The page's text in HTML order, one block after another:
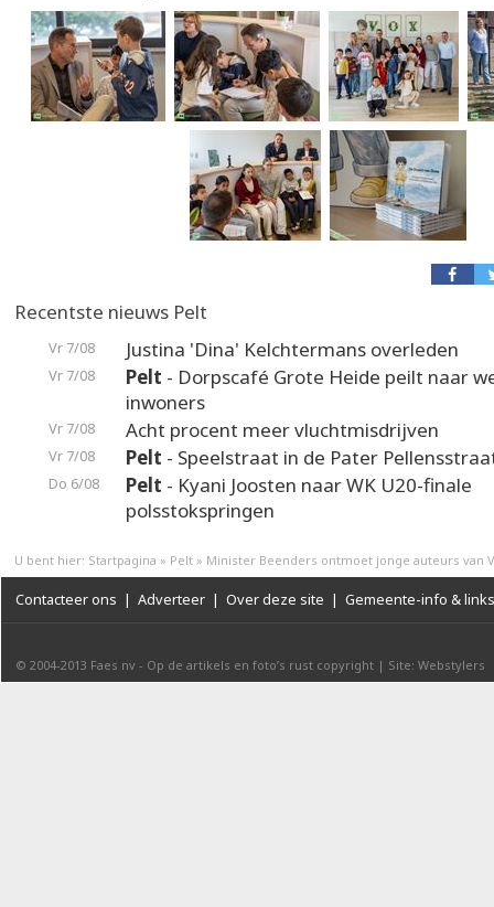
Recentste nieuws Pelt
Vr 7/08 Justina 'Dina' Kelchtermans overleden
Vr 7/08 Pelt - Dorpscafé Grote Heide peilt naar
inwoners
Vr 7/08 Acht procent meer vluchtmisdrijven
Vr 7/08 Pelt - Speelstraat in de Pater
Do 6/08 Pelt - Kyani Joosten naar WK U20-finale
polsstokspringen
U bent hier: Startpagina » Pelt » Minister Beenders ontmoet jonge auteurs van
Contacteer ons | Adverteer | Over deze site | Gemeente-info & links
© 2004-2013 Faes nv - Op de artikels en foto’s rust copyright | Site: Webstylers